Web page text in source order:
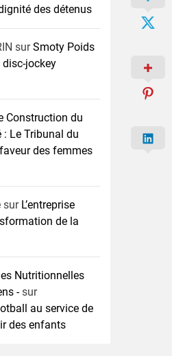
des détenus
surSmoty Poids
disc-jockey
Construction du
: Le Tribunal du
des femmes
sur L’entreprise
de la
Nutritionnelles
-sur
au service de
des enfants